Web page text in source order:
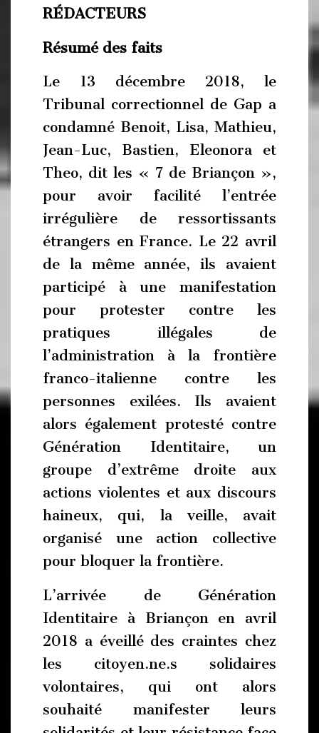
RÉDACTEURS
Résumé des faits
Le 13 décembre 2018, le
Tribunal correctionnel de Gap a
condamné Benoit, Lisa, Mathieu,
Jean-Luc, Bastien, Eleonora et
Theo, dit les « 7 de Briançon »,
pour avoir facilité l’entrée
irrégulière de ressortissants
étrangers en France. Le 22 avril
de la même année, ils avaient
participé à une manifestation
pour protester contre les
pratiques illégales de
l’administration à la frontière
franco-italienne contre les
personnes exilées. Ils avaient
alors également protesté contre
Génération Identitaire, un
groupe d’extrême droite aux
actions violentes et aux discours
haineux, qui, la veille, avait
organisé une action collective
pour bloquer la frontière.
L’arrivée de Génération
Identitaire à Briançon en avril
2018 a éveillé des craintes chez
les citoyen.ne.s solidaires
volontaires, qui ont alors
souhaité manifester leurs